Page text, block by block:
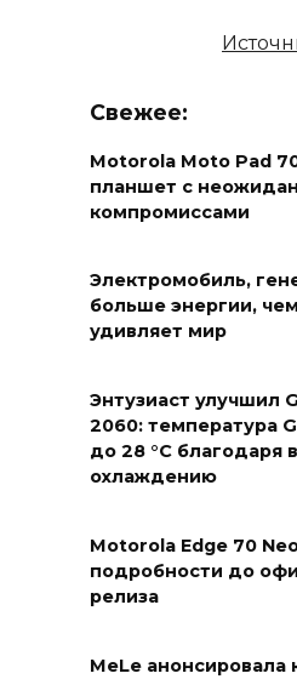
Свежее:
Motorola Moto Pad
планшет с
компромиссами
Электромобиль,
больше энергии,
удивляет мир
Энтузиаст улучшил
2060: температура
до 28 °C благодаря
охлаждению
Motorola Edge 70
подробности до
релиза
MeLe анонсировала